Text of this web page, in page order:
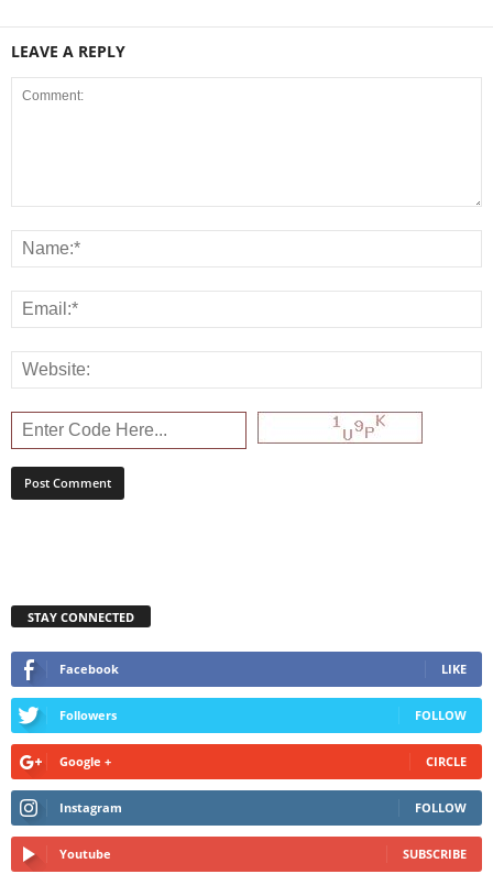
LEAVE A REPLY
STAY CONNECTED
Facebook LIKE
Followers FOLLOW
Google + CIRCLE
Instagram FOLLOW
Youtube SUBSCRIBE